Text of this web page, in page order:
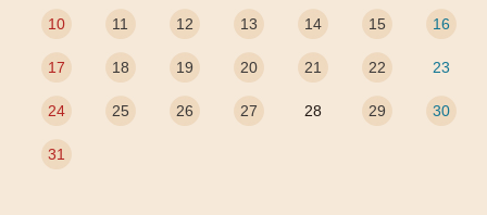
10 11 12 13 14 15 16
17 18 19 20 21 22 23
24 25 26 27 28 29 30
31